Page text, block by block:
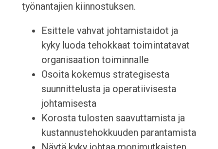
työnantajien kiinnostuksen.
Esittele vahvat johtamistaidot ja
kyky luoda tehokkaat toimintatavat
organisaation toiminnalle
Osoita kokemus strategisesta
suunnittelusta ja operatiivisesta
johtamisesta
Korosta tulosten saavuttamista ja
kustannustehokkuuden parantamista